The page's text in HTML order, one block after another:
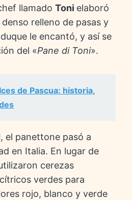
llamado Toni elaboró
denso relleno de pasas y
le encantó, y así se
del «Pane di Toni».
de Pascua: historia,
el panettone pasó a
en Italia. En lugar de
cerezas
verdes para
rojo, blanco y verde